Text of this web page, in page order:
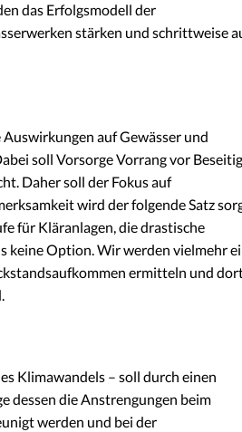
das Erfolgsmodell der
stärken und schrittweise
auf Gewässer und
soll Vorsorge Vorrang vor
Daher soll der Fokus auf
wird der folgende Satz
für Kläranlagen, die drastische
keine Option. Wir werden vielmehr
ermitteln und
Klimawandels – soll durch einen
dessen die Anstrengungen beim
werden und bei der